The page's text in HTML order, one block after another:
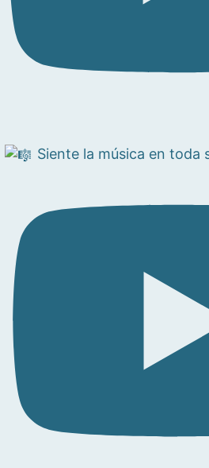
Siente la música en toda